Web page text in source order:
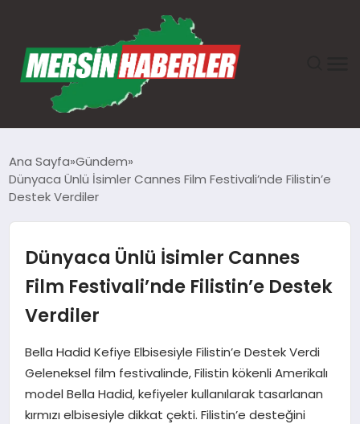
GÜNDEM
TEKNOLOJI
SPOR
YAŞAM
Ana Sayfa Gündem
Dünyaca Ünlü İsimler Cannes Film Festivali’nde Filistin’e
Destek Verdiler
Dünyaca Ünlü İsimler Cannes
Film Festivali’nde Filistin’e Destek
Verdiler
Bella Hadid Kefiye Elbisesiyle Filistin’e Destek Verdi
Geleneksel film festivalinde, Filistin kökenli Amerikalı
model Bella Hadid, kefiyeler kullanılarak tasarlanan
kırmızı elbisesiyle dikkat çekti. Filistin’e desteğini